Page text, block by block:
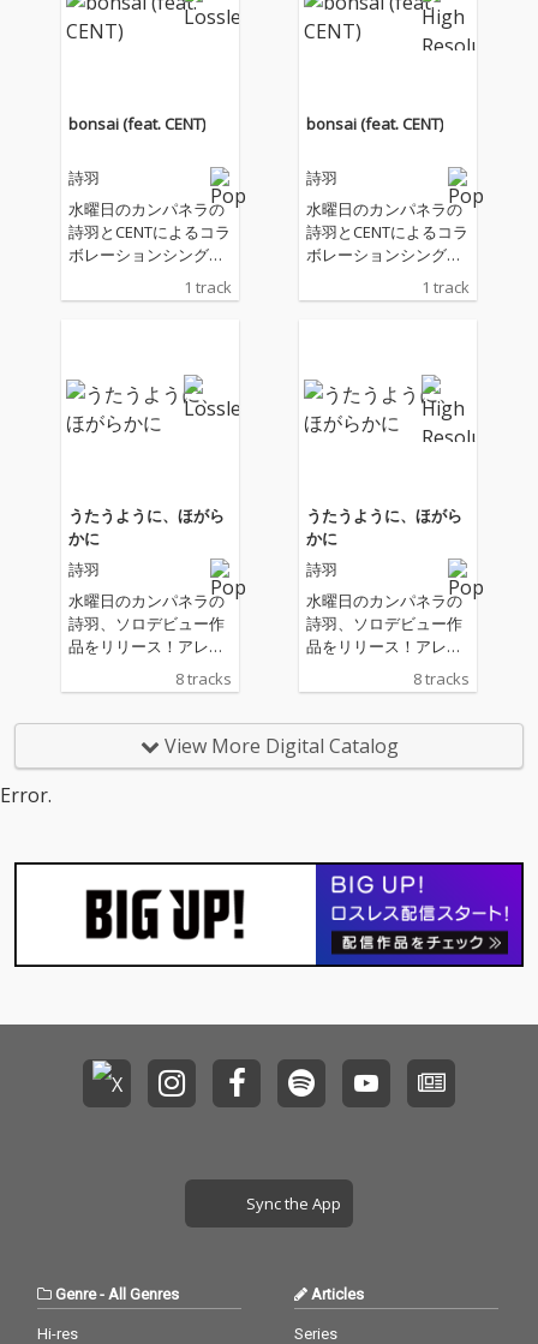
bonsai (feat. CENT)
詩羽
水曜日のカンパネラの
詩羽とCENTによるコラ
ボレーションシング
ル！CENTはセントチヒ
ロ・チッチによるソロ
楽曲。
1 track
bonsai (feat. CENT)
詩羽
水曜日のカンパネラの
詩羽とCENTによるコラ
ボレーションシング
ル！CENTはセントチヒ
ロ・チッチによるソロ
楽曲。
1 track
うたうように、ほがら
かに
詩羽
水曜日のカンパネラの
詩羽、ソロデビュー作
品をリリース！アレン
ジメント/サウンドプロ
デューサーに吉田一郎
加、水曜日のカンパネ
ラとは異なるロック/バ
8 tracks
うたうように、ほがら
かに
詩羽
水曜日のカンパネラの
詩羽、ソロデビュー作
品をリリース！アレン
ジメント/サウンドプロ
デューサーに吉田一郎
加、水曜日のカンパネ
ラとは異なるロック/バ
8 tracks
View More Digital Catalog
Error.
Sync the App
Genre- All Genres
Hi-res
Articles
Series